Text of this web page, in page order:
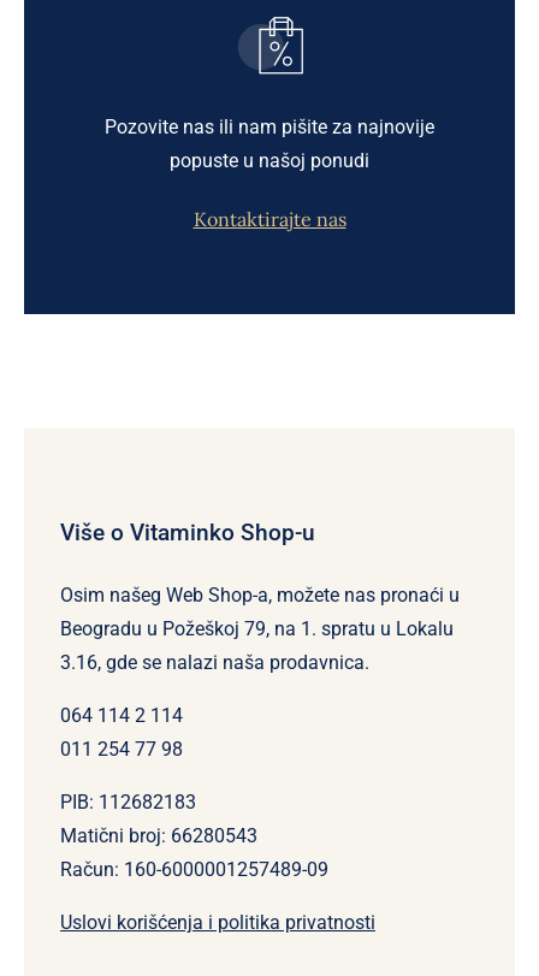
Pozovite nas ili nam pišite za najnovije
popuste u našoj ponudi
Kontaktirajte nas
Više o Vitaminko Shop-u
Osim našeg Web Shop-a, možete nas pronaći u
Beogradu u Požeškoj 79, na 1. spratu u Lokalu
3.16, gde se nalazi naša prodavnica.
064 114 2 114
011 254 77 98
PIB: 112682183
Matični broj: 66280543
Račun: 160-6000001257489-09
Uslovi korišćenja i politika privatnosti